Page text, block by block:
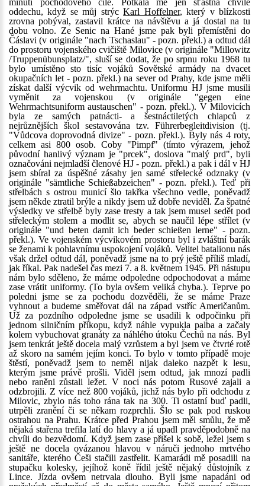
minutí pochodového cíle. Potkala mě jen šťastná chvíle
oddechu, když se můj strýcKarl Hoffelner, který v blízkosti
zrovna pobýval, zastavil krátce na návštěvu a já dostal na tu
dobu volno. Ze Senic na Hané jsme pak byli přemístěni do
Čáslavi (v originále "nach Tschaslau" - pozn. překl.) a odtud dál
do prostoru vojenského cvičiště Milovice (v originále "Millowitz
/Truppenübunsplatz/", sluší se dodat, že po srpnu roku 1968 tu
bylo umístěno sto tisíc vojáků Sovětské armády na dvacet
okupačních let - pozn. překl.) na sever od Prahy, kde jsme měli
získat další výcvik od wehrmachtu. Uniformu HJ jsme musili
vyměnit za vojenskou (v originále "gegen eine
Wehrmachtsuniform austauschen" - pozn. překl.). V Milovicích
byla ze samých patnácti- a šestnáctiletých chlapců z
nejrůznějších škol sestavována tzv. Führerbegleitdivision (tj.
"Vůdcova doprovodná divize" - pozn. překl.). Byly nás 4 roty,
celkem asi 800 osob. Coby "Pimpf" (tímto výrazem, jehož
původní hanlivý význam je "prcek", doslova "malý prd", byli
označováni nejmladší členové HJ - pozn. překl.) a pak i dál v HJ
jsem sbíral za úspěšné zásahy jen samé střelecké odznaky (v
originále "sämtliche Schießabzeichen" - pozn. překl.). Teď při
střelbách s ostrou municí šlo takřka všechno vedle, poněvadž
jsem někde ztratil brýle a nikdy jsem už dobře neviděl. Za špatné
výsledky ve střelbě byly zase tresty a tak jsem musel sedět pod
střeleckým stolem a modlit se, abych se naučil lépe střílet (v
originále "und beten damit ich beder schießen lerne" - pozn.
překl.). Ve vojenském výcvikovém prostoru byl i zvláštní barák
se ženami k pohlavnímu uspokojení vojáků. Velitel batalionu nás
však držel odtud dál, poněvadž jsme na to prý ještě příliš mladí,
jak říkal. Pak nadešel čas mezi 7. a 8. květnem 1945. Při nástupu
nám bylo sděleno, že máme odpoledne odpochodovat a máme
zase vrátit uniformy. (To byla ovšem veliká chyba.). Teprve po
poledni jsme se za pochodu dozvěděli, že se máme Praze
vyhnout a budeme směřovat dál na západ vstříc Američanům.
Už za pozdního odpoledne jsme se usadili k odpočinku při
jednom silničním příkopu, když náhle vypukla palba a začaly
kolem vybuchovat granáty za náhlého útoku Čechů na nás. Byl
jsem tenkrát ještě docela malý vzrůstem a byl jsem ve čtvrté rotě
až skoro na samém jejím konci. To bylo v tomto případě moje
štěstí, poněvadž jsem to neměl nijak daleko nazpět k lesu,
kterým jsme právě prošli. Viděl jsem odtud, jak mnozí padli
nebo raněni zůstali ležet. V noci nás potom Rusové zajali a
odzbrojili. Z více než 800 vojáků, jichž nás bylo při odchodu z
Milovic, zbylo nás toho rána tak na 300. Ti ostatní buď padli,
utrpěli zranění či se někam rozprchli. Šlo se pak pod ruskou
ostrahou na Prahu. Krátce před Prahou jsem měl smůlu, že mě
nějaká stařena trefila latí do hlavy a já upadl pravděpodobně na
chvíli do bezvědomí. Když jsem zase přišel k sobě, ležel jsem s
ještě ne docela ovázanou hlavou v náruči jednoho mrtvého
sanitáře, kterého Češi stačili zastřelit. Kamarádi mě posadili na
stupačku kolesky, jejíhož koně řídil ještě nějaký důstojník z
Lince. Jízda ovšem netrvala dlouho. Byli jsme napadáni od